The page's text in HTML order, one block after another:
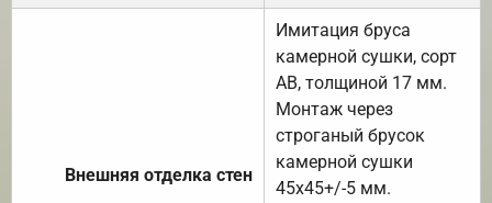
Внешняя отделка стен
Имитация бруса
камерной сушки, сорт
АВ, толщиной 17 мм.
Монтаж через
строганый брусок
камерной сушки
45х45+/-5 мм.